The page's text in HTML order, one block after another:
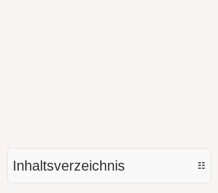
Inhaltsverzeichnis ☷